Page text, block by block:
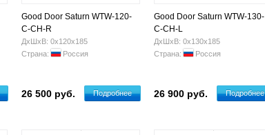
Good Door Saturn WTW-120-
C-CH-R
ДхШхВ: 0х120х185
Страна:
Россия
26 500 руб. Подробнее
Good Door Saturn WTW-130-
C-CH-L
ДхШхВ: 0х130х185
Страна:
Россия
26 900 руб. Подробнее